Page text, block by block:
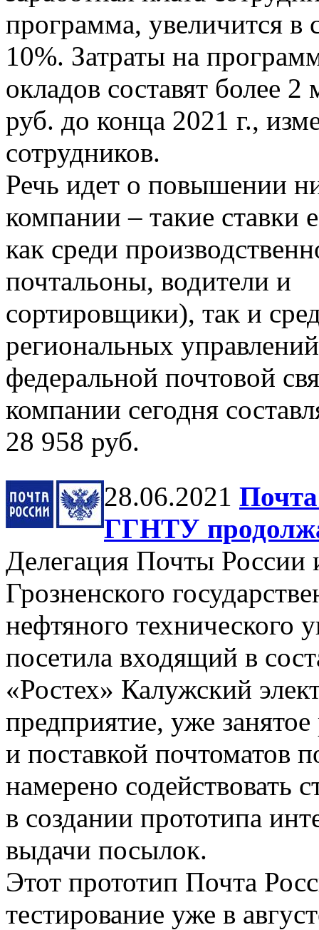
программа, увеличится в
10%. Затраты на
окладов составят более 2
руб. до конца 2021 г.,
сотрудников.
Речь идет о повышении
компании – такие ставки
как среди
почтальоны, водители и
сортировщики), так и
региональных управлений
федеральной почтовой
компании сегодня
28 958 руб.
28.06.2021 Почта
ГГНТУ
Делегация Почты России
Грозненского
нефтяного технического
посетила входящий в
«Ростех» Калужский
предприятие, уже занятое
и поставкой почтоматов
намерено содействовать
в создании прототипа
выдачи посылок.
Этот прототип Почта
тестирование уже в